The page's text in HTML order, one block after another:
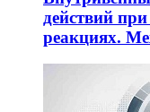
действий
реакциях.